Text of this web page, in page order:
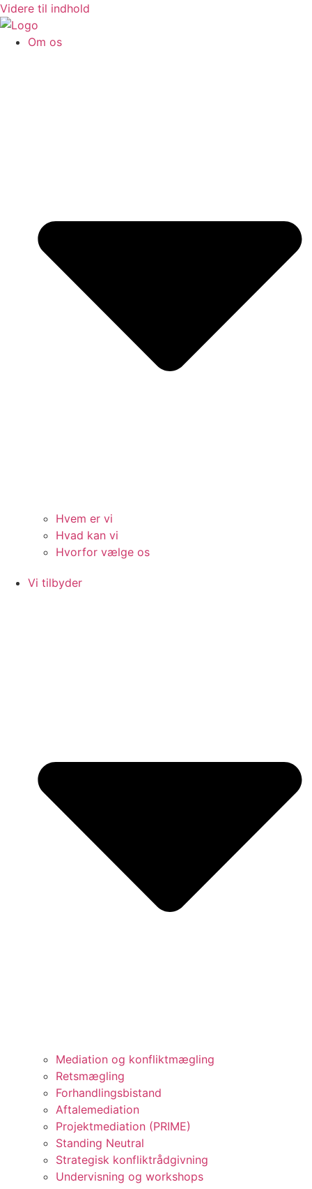
Videre til indhold
Om os
Hvem er vi
Hvad kan vi
Hvorfor vælge os
Vi tilbyder
Mediation og konfliktmægling
Retsmægling
Forhandlingsbistand
Aftalemediation
Projektmediation (PRIME)
Standing Neutral
Strategisk konfliktrådgivning
Undervisning og workshops